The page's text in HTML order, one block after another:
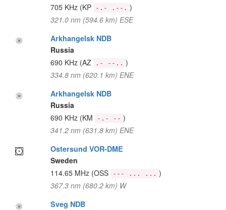
705 KHz (KP -.- .--. )
321.0 nm (594.6 km) ESE
Arkhangelsk NDB
Russia
690 KHz (AZ .- --.. )
334.8 nm (620.1 km) ENE
Arkhangelsk NDB
Russia
690 KHz (KM -.- -- )
341.2 nm (631.8 km) ENE
Ostersund VOR-DME
Sweden
114.65 MHz (OSS --- ... ... )
367.3 nm (680.2 km) W
Sveg NDB